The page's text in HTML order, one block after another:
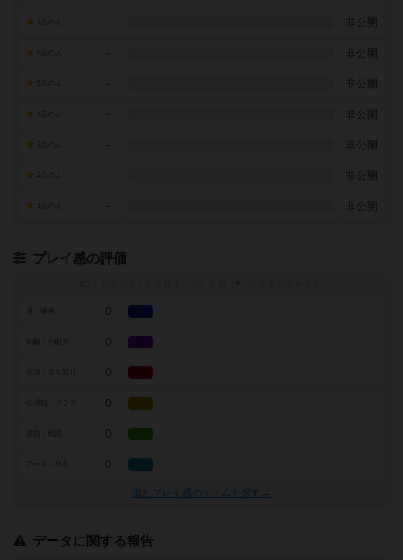
7点の人 - 非公開
- 非公開
- 非公開
- 非公開
- 非公開
- 非公開
- 非公開
プレイ感の評価
※
0
戦略・判断力 0
0
0
0
アート・外見 0
似たプレイ感のゲームを探す→
データに関する報告